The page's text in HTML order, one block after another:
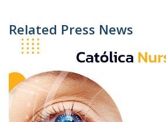
Related Press News